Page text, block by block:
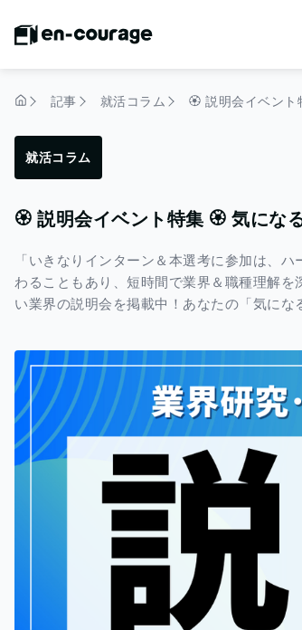
記事 就活コラム
就活コラム
🏵️ 説明会イベント特集 🏵️ 気にな
「いきなりインターン＆本選考に参加は、
わることもあり、短時間で業界＆職種理解
い業界の説明会を掲載中！あなたの「気に